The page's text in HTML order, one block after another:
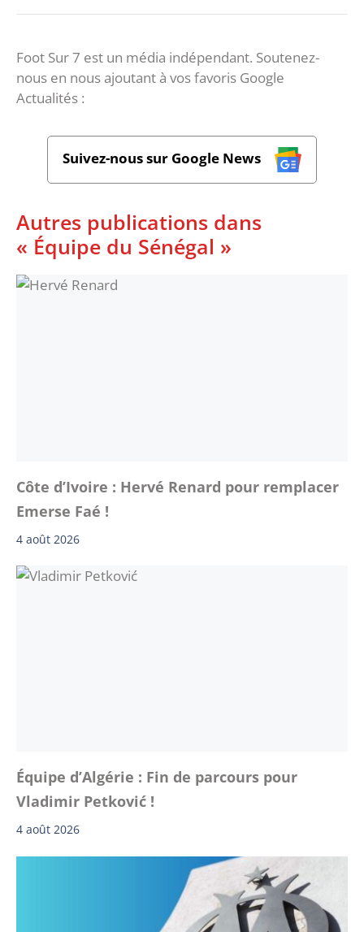
Foot Sur 7 est un média indépendant. Soutenez-
nous en nous ajoutant à vos favoris Google
Actualités :
Suivez-nous sur Google News
Autres publications dans
« Équipe du Sénégal »
Côte d’Ivoire : Hervé Renard pour remplacer
Emerse Faé !
4 août 2026
Équipe d’Algérie : Fin de parcours pour
Vladimir Petković !
4 août 2026